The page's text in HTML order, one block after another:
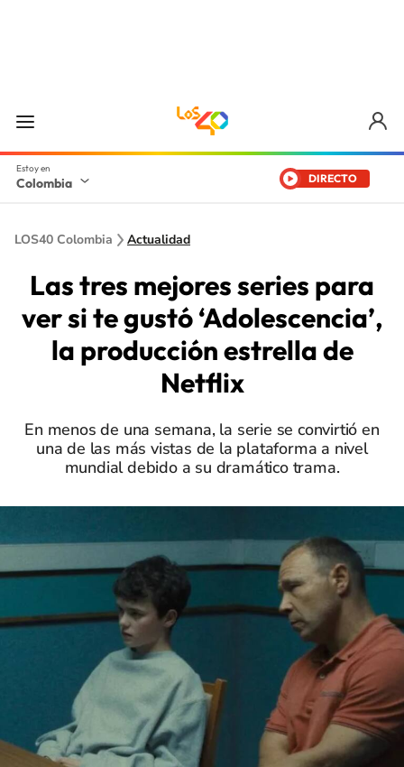
Colombia DIRECTO
LOS40 Colombia Actualidad
Las tres mejores series para
ver si te gustó ‘Adolescencia’,
la producción estrella de
Netflix
En menos de una semana, la serie se convirtió en
una de las más vistas de la plataforma a nivel
mundial debido a su dramático trama.